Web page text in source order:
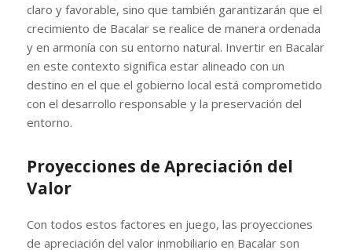
claro y favorable, sino que también garantizarán que el
crecimiento de Bacalar se realice de manera ordenada
y en armonía con su entorno natural. Invertir en Bacalar
en este contexto significa estar alineado con un
destino en el que el gobierno local está comprometido
con el desarrollo responsable y la preservación del
entorno.
Proyecciones de Apreciación del
Valor
Con todos estos factores en juego, las proyecciones
de apreciación del valor inmobiliario en Bacalar son